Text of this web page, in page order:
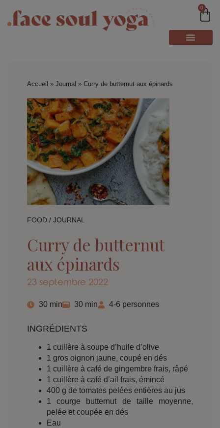
0
Accueil » Journal » Curry de butternut aux épinards
FOOD / JOURNAL
Curry de butternut
aux épinards
23 septembre 2022
30 min 30 min 4-6 personnes
INGRÉDIENTS
1 cuillère à soupe d’huile d’olive
1 gros oignon jaune, coupé en dés
1 cuillère à café de gingembre frais, râpé
1 cuillère à café d’ail frais, émincé
400 g de tomates pelées entières au jus
1 courge butternut de taille moyenne,
pelée et coupée en dés
Eau